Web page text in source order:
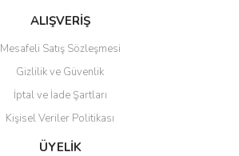
ALIŞVERİŞ
Mesafeli Satış Sözleşmesi
Gizlilik ve Güvenlik
İptal ve İade Şartları
Kişisel Veriler Politikası
ÜYELİK